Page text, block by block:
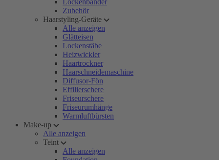
Lockenbänder
Zubehör
Haarstyling-Geräte
Alle anzeigen
Glätteisen
Lockenstäbe
Heizwickler
Haartrockner
Haarschneidemaschine
Diffusor-Fön
Effilierschere
Friseurschere
Friseurumhänge
Warmluftbürsten
Make-up
Alle anzeigen
Teint
Alle anzeigen